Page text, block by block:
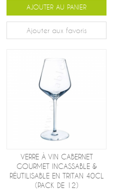
AJOUTER AU PANIER
Ajouter aux favoris
VERRE À VIN CABERNET
GOURMET INCASSABLE &
RÉUTILISABLE EN TRITAN 40CL
(PACK DE 12)